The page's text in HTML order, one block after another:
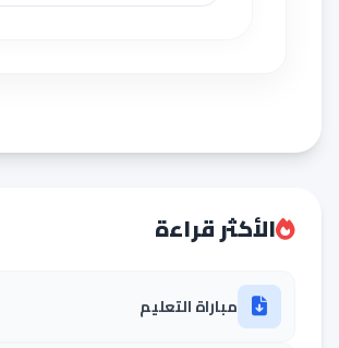
الأكثر قراءة
مباراة التعليم